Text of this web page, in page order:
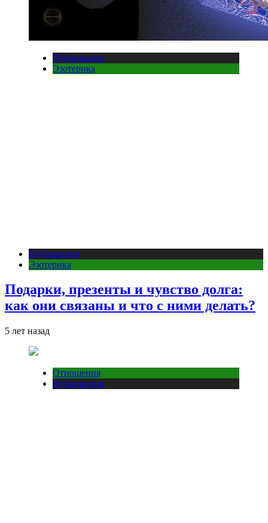
Публикации
Эзотерика
Публикации
Эзотерика
Подарки, презенты и чувство долга:
как они связаны и что с ними делать?
5 лет назад
Отношения
Публикации